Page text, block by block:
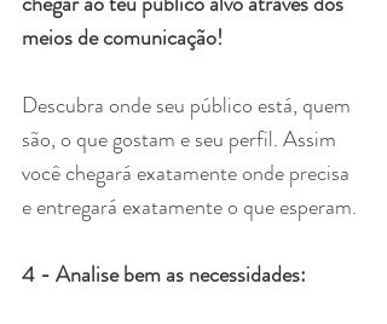
meios de comunicação!
Descubra onde seu público está, quem
são, o que gostam e seu perfil. Assim
você chegará exatamente onde precisa
e entregará exatamente o que esperam.
4 - Analise bem as necessidades: